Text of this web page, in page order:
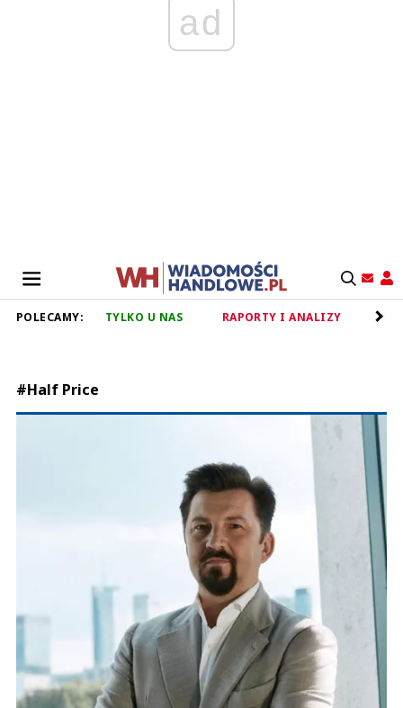
ad
POLECAMY: TYLKO U NAS RAPORTY I ANALIZY
#Half Price